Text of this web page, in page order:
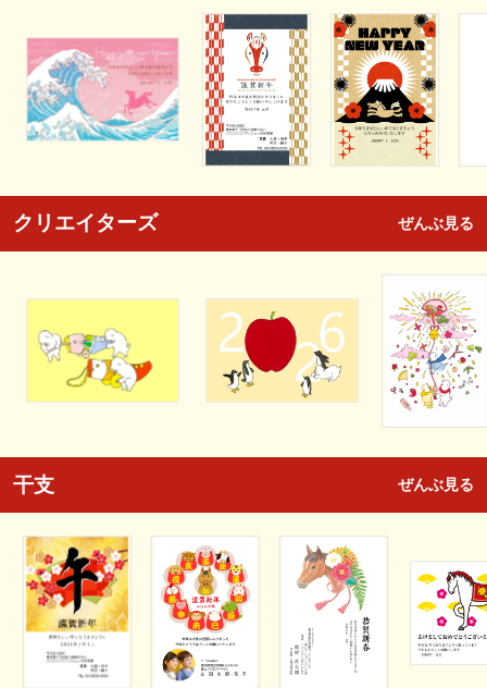
クリエイターズ ぜんぶ見る
干支 ぜんぶ見る